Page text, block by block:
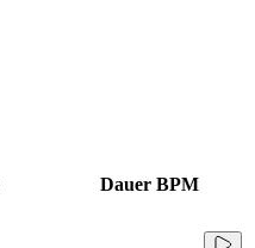
Dauer BPM